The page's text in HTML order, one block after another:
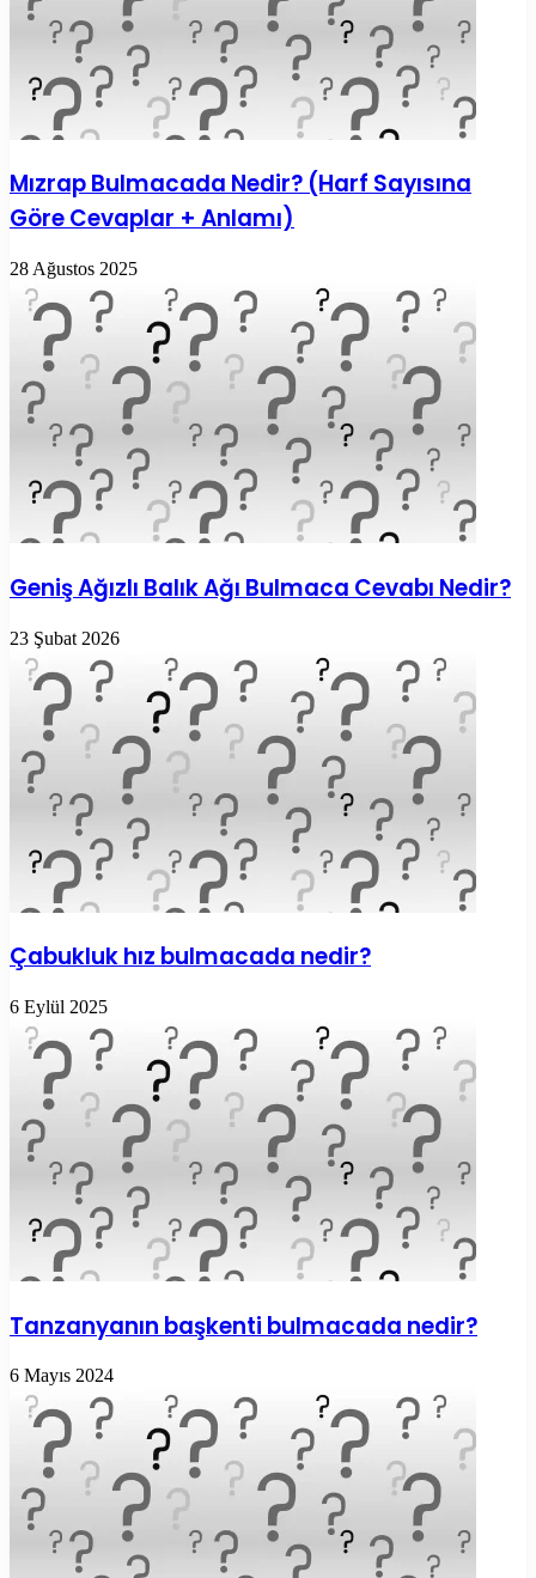
Mızrap Bulmacada Nedir? (Harf Sayısına
Göre Cevaplar + Anlamı)
28 Ağustos 2025
Geniş Ağızlı Balık Ağı Bulmaca Cevabı Nedir?
23 Şubat 2026
Çabukluk hız bulmacada nedir?
6 Eylül 2025
Tanzanyanın başkenti bulmacada nedir?
6 Mayıs 2024